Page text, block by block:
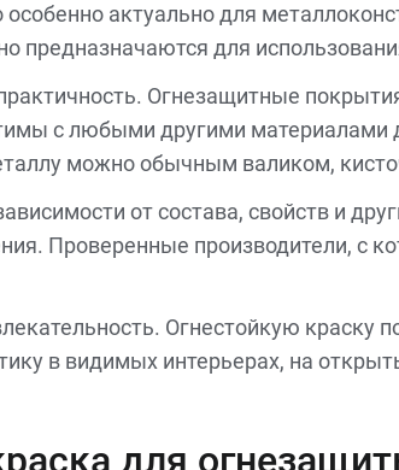
актуально для
предназначаются для
Огнезащитные
с любыми другими материалами
можно обычным валиком,
от состава, свойств и
Проверенные производители, с
Огнестойкую краску
в видимых интерьерах, на
для